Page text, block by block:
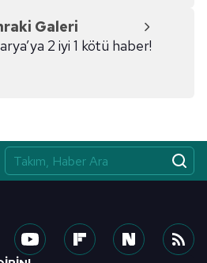
Galeri
2 iyi 1 kötü haber!